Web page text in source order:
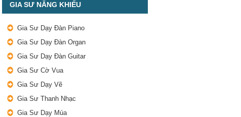
GIA SƯ NĂNG KHIẾU
Gia Sư Dạy Đàn Piano
Gia Sư Dạy Đàn Organ
Gia Sư Dạy Đàn Guitar
Gia Sư Cờ Vua
Gia Sư Dạy Vẽ
Gia Sư Thanh Nhạc
Gia Sư Dạy Múa